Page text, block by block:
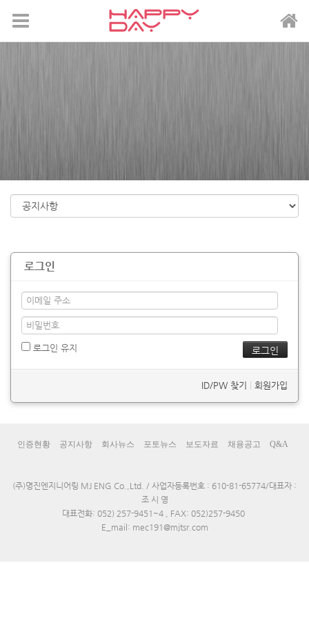
메뉴 건너뛰기
로그인
로그인 유지
ID/PW 찾기 회원가입
인증현황 공지사항 회사뉴스 포토뉴스 보도자료 채용공고 Q&A
(주)명진엔지니어링 MJ ENG Co.,Ltd. / 사업자등록번호 : 610-81-65774/대표자 :
조 시 영
대표전화: 052) 257-9451~4 , FAX: 052)257-9450
E_mail: mec191@mjtsr.com